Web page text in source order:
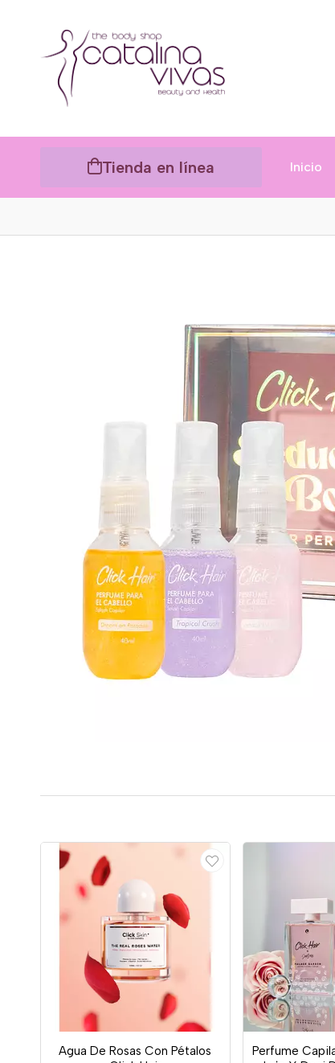
Tienda en línea Inicio
Agua De Rosas Con Pétalos
Perfume